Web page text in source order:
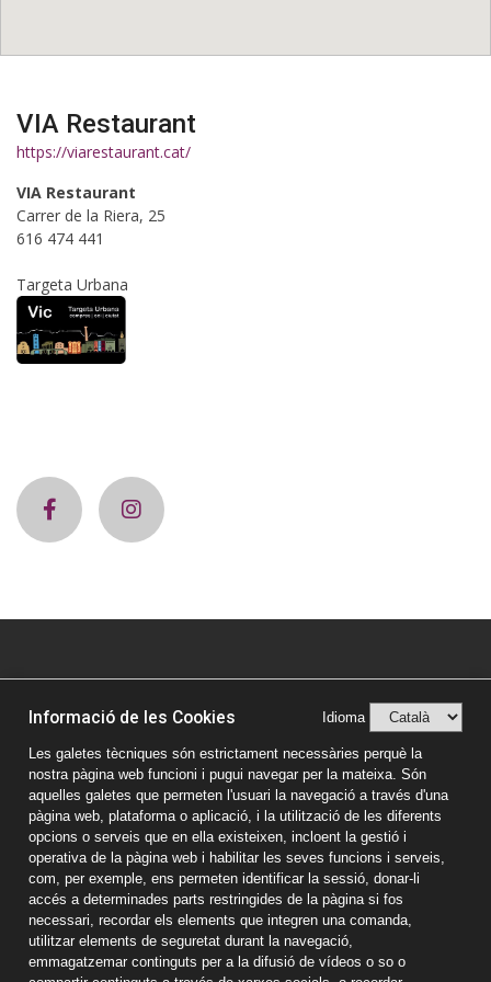
VIA Restaurant
https://viarestaurant.cat/
VIA Restaurant
Carrer de la Riera, 25
616 474 441
Targeta Urbana
© Vic Comerç 2026
Avís legal
Política de privacitat
Política de Cookies
Informació de les Cookies Idioma
Les galetes tècniques són estrictament necessàries perquè la
nostra pàgina web funcioni i pugui navegar per la mateixa. Són
aquelles galetes que permeten l'usuari la navegació a través d'una
pàgina web, plataforma o aplicació, i la utilització de les diferents
opcions o serveis que en ella existeixen, incloent la gestió i
operativa de la pàgina web i habilitar les seves funcions i serveis,
com, per exemple, ens permeten identificar la sessió, donar-li
accés a determinades parts restringides de la pàgina si fos
necessari, recordar els elements que integren una comanda,
utilitzar elements de seguretat durant la navegació,
emmagatzemar continguts per a la difusió de vídeos o so o